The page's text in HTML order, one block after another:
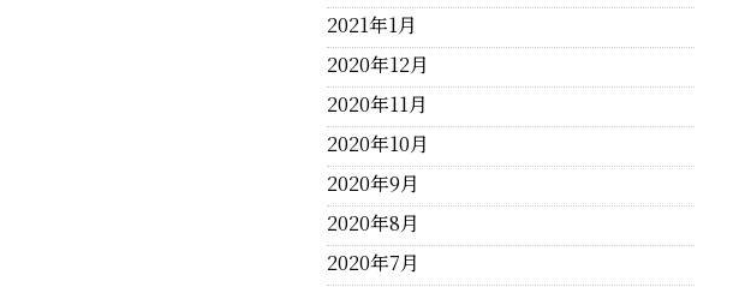
2021年1月
2020年12月
2020年11月
2020年10月
2020年9月
2020年8月
2020年7月